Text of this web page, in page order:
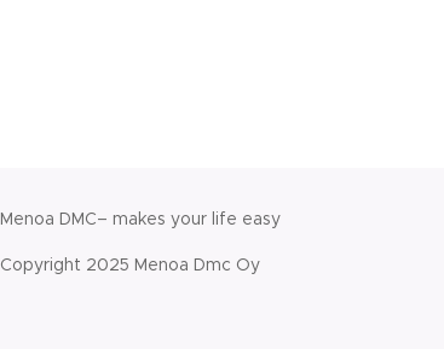
Menoa DMC– makes your life easy
Copyright 2025 Menoa Dmc Oy